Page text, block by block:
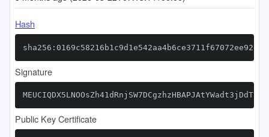
Hash
Signature
Public Key Certificate